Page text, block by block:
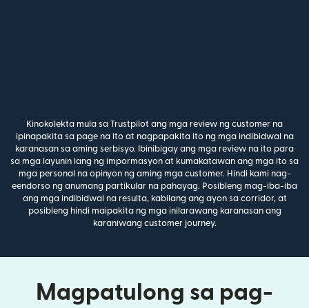
Kinokolekta mula sa Trustpilot ang mga review ng customer na
ipinapakita sa page na ito at nagpapakita ito ng mga indibidwal na
karanasan sa aming serbisyo. Ibinibigay ang mga review na ito para
sa mga layunin lang ng impormasyon at kumakatawan ang mga ito sa
mga personal na opinyon ng aming mga customer. Hindi kami nag-
eendorso ng anumang partikular na pahayag. Posibleng mag-iba-iba
ang mga indibidwal na resulta, kabilang ang ayon sa corridor, at
posibleng hindi maipakita ng mga inilarawang karanasan ang
karaniwang customer journey.
Magpatulong sa pag-